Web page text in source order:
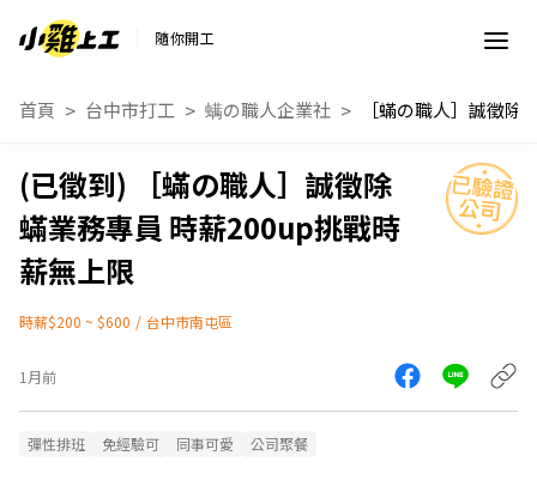
隨你開工
首頁 台中市打工 螨の職人企業社
［蟎の職人］誠徵除
蟎業務專員 時薪200up挑戰時
薪無上限
時薪$200 ~ $600 / 台中市南屯區
1月前
彈性排班 免經驗可 同事可愛 公司聚餐